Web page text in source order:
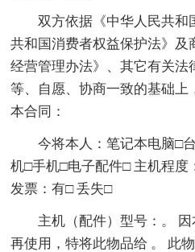
双方依据《中华人民共和
共和国消费者权益保护法》及
经营管理办法》、其它有关法
等、自愿、协商一致的基础上
本合同：
今将本人：笔记本电脑□
机□手机□电子配件□ 主机程度
发票：有□ 丢失□
主机（配件）型号：。
再使用，特将此物品给 。 此